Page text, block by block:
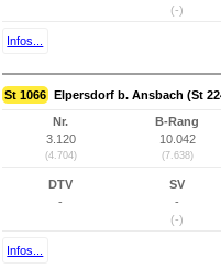
(-)
Infos...
St 1066 Elpersdorf b. Ansbach (St
Nr.
3.120
(4.704)
B-Rang
10.042
(7.638)
DTV
-
SV
-
(-)
Infos...